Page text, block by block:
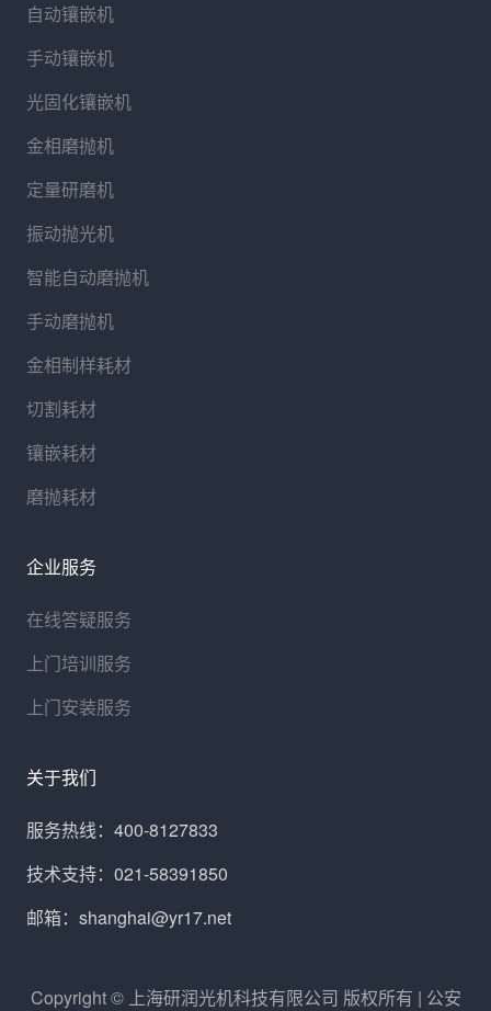
自动镶嵌机
手动镶嵌机
光固化镶嵌机
金相磨抛机
定量研磨机
振动抛光机
智能自动磨抛机
手动磨抛机
金相制样耗材
切割耗材
镶嵌耗材
磨抛耗材
企业服务
在线答疑服务
上门培训服务
上门安装服务
关于我们
服务热线：400-8127833
技术支持：021-58391850
邮箱：shanghai@yr17.net
Copyright © 上海研润光机科技有限公司 版权所有 | 公安